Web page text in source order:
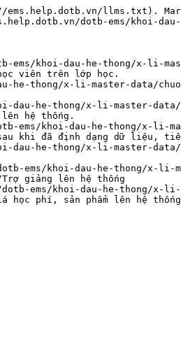
llms.txt).
dotb-ems/khoi-
khoi-dau-he-thong/x-li-
viên trên lớp học.
thong/x-li-master-data/
dau-he-thong/x-li-master-
hệ thống.
khoi-dau-he-thong/x-li-
sau khi đã định dạng dữ
he-thong/x-li-master-
ems/khoi-dau-he-thong/x-
giảng lên hệ thống
ems/khoi-dau-he-thong/x-li-